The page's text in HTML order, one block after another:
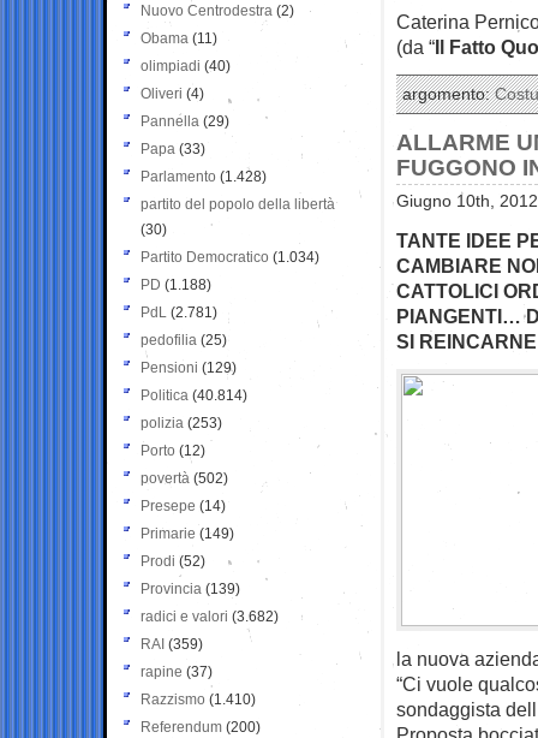
Caterina
(da “Il Fatto
argomento:
ALLARME
FUGGONO
Giugno 10th,
TANTE IDEE
CAMBIARE
CATTOLICI
PIANGENTI…
SI
la nuova
“Ci vuole
sondaggista
Nuovo Centrodestra (2)
Obama (11)
olimpiadi (40)
Oliveri (4)
Pannella (29)
Papa (33)
Parlamento (1.428)
partito del popolo della libertà
(30)
Partito Democratico (1.034)
PD (1.188)
PdL (2.781)
pedofilia (25)
Pensioni (129)
Politica (40.814)
polizia (253)
Porto (12)
povertà (502)
Presepe (14)
Primarie (149)
Prodi (52)
Provincia (139)
radici e valori (3.682)
RAI (359)
rapine (37)
Razzismo (1.410)
Referendum (200)